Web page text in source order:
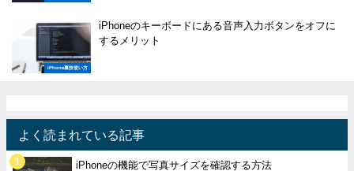
iPhone裏技使い方
iPhoneのキーボードにある音声入力ボタンをオフに
するメリット
よく読まれている記事
iPhoneの機能で写真サイズを確認する方法